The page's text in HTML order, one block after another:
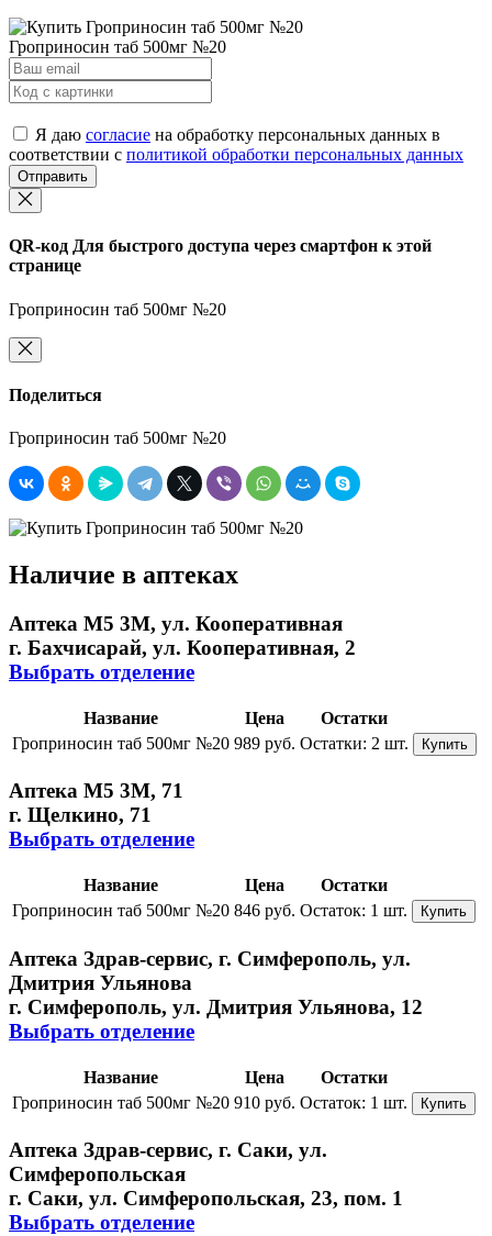
Гроприносин таб 500мг №20
Я даю согласие на обработку персональных данных в
соответствии с политикой обработки персональных данных
Отправить
QR-код Для быстрого доступа через смартфон к этой
странице
Гроприносин таб 500мг №20
Поделиться
Гроприносин таб 500мг №20
Наличие в аптеках
Аптека М5 3М, ул. Кооперативная
г. Бахчисарай, ул. Кооперативная, 2
Выбрать отделение
Название Цена
Остатки
Гроприносин таб 500мг №20 989 руб. Остатки: 2 шт. Купить
Аптека М5 3М, 71
г. Щелкино, 71
Выбрать отделение
Название Цена
Остатки
Гроприносин таб 500мг №20 846 руб. Остаток: 1 шт. Купить
Аптека Здрав-сервис, г. Симферополь, ул.
Дмитрия Ульянова
г. Симферополь, ул. Дмитрия Ульянова, 12
Выбрать отделение
Название Цена
Остатки
Гроприносин таб 500мг №20 910 руб. Остаток: 1 шт. Купить
Аптека Здрав-сервис, г. Саки, ул.
Симферопольская
г. Саки, ул. Симферопольская, 23, пом. 1
Выбрать отделение